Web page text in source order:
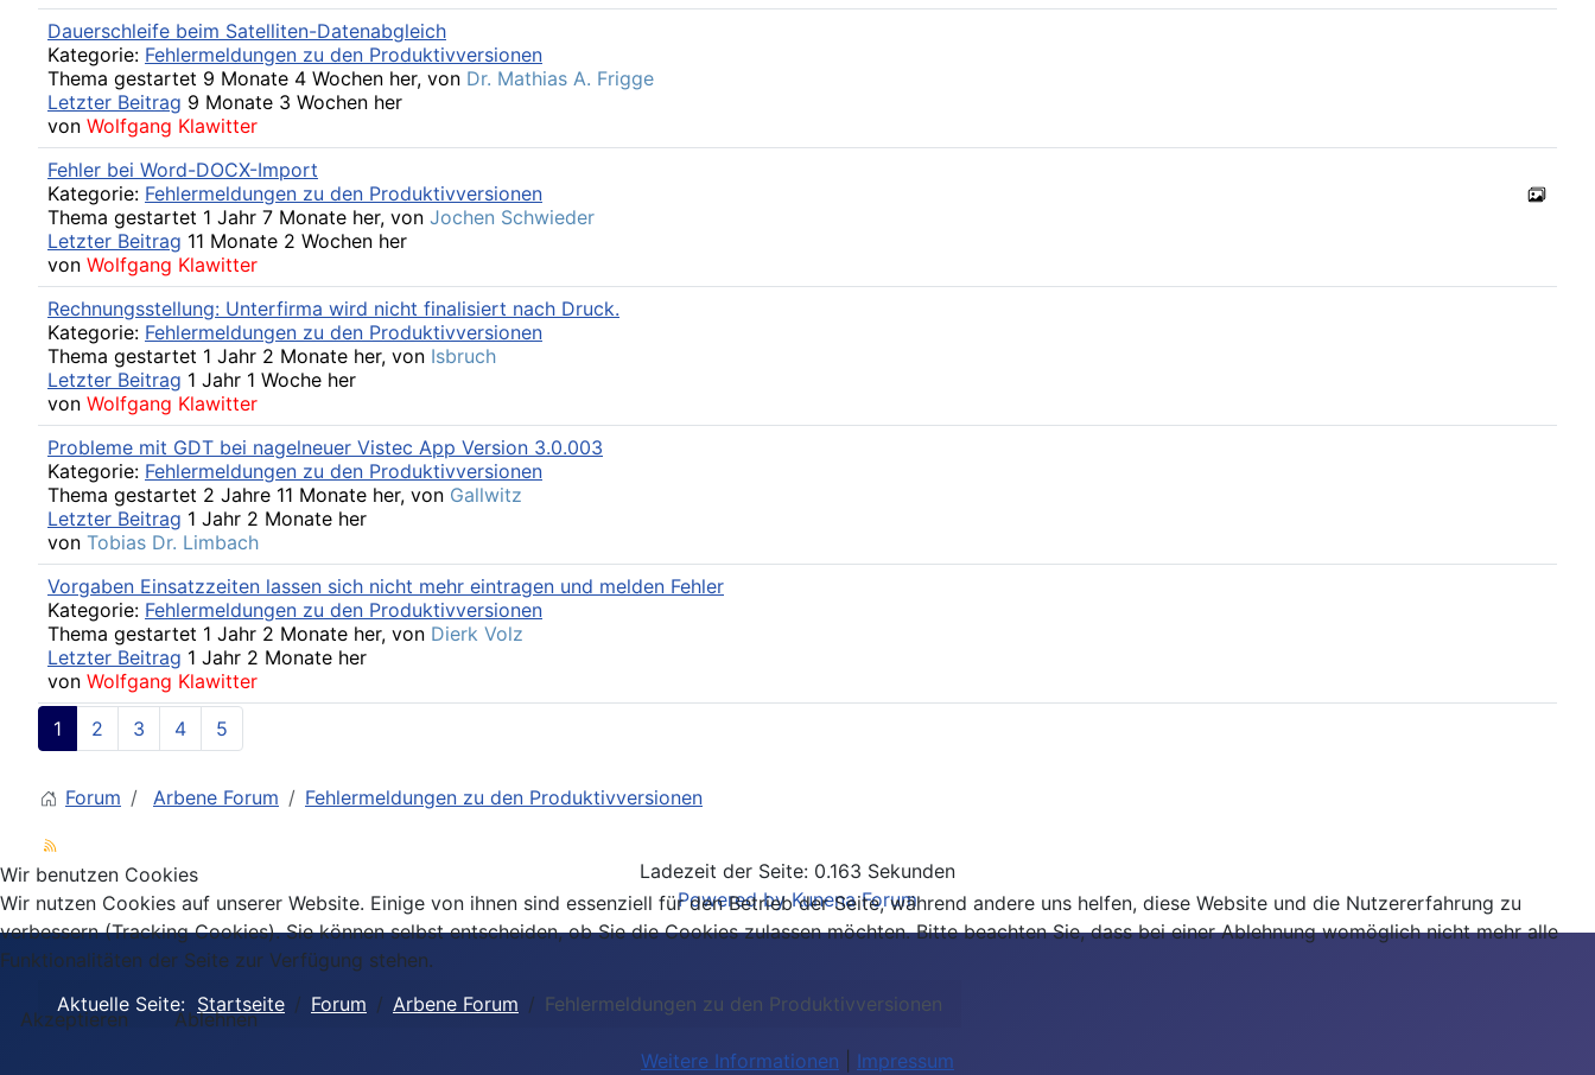
Dauerschleife beim Satelliten-Datenabgleich
Kategorie: Fehlermeldungen zu den Produktivversionen
Thema gestartet 9 Monate 4 Wochen her, von Dr. Mathias A. Frigge
Letzter Beitrag 9 Monate 3 Wochen her
von Wolfgang Klawitter
Fehler bei Word-DOCX-Import
Kategorie: Fehlermeldungen zu den Produktivversionen
Thema gestartet 1 Jahr 7 Monate her, von Jochen Schwieder
Letzter Beitrag 11 Monate 2 Wochen her
von Wolfgang Klawitter
Rechnungsstellung: Unterfirma wird nicht finalisiert nach Druck.
Kategorie: Fehlermeldungen zu den Produktivversionen
Thema gestartet 1 Jahr 2 Monate her, von Isbruch
Letzter Beitrag 1 Jahr 1 Woche her
von Wolfgang Klawitter
Probleme mit GDT bei nagelneuer Vistec App Version 3.0.003
Kategorie: Fehlermeldungen zu den Produktivversionen
Thema gestartet 2 Jahre 11 Monate her, von Gallwitz
Letzter Beitrag 1 Jahr 2 Monate her
von Tobias Dr. Limbach
Vorgaben Einsatzzeiten lassen sich nicht mehr eintragen und melden Fehler
Kategorie: Fehlermeldungen zu den Produktivversionen
Thema gestartet 1 Jahr 2 Monate her, von Dierk Volz
Letzter Beitrag 1 Jahr 2 Monate her
von Wolfgang Klawitter
1
2 3 4 5
Forum Arbene Forum Fehlermeldungen zu den Produktivversionen
Ladezeit der Seite: 0.163 Sekunden
Powered by Kunena Forum
Aktuelle Seite: Startseite Forum Arbene Forum Fehlermeldungen zu den Produktivversionen
Wir benutzen Cookies
Wir nutzen Cookies auf unserer Website. Einige von ihnen sind essenziell für den Betrieb der Seite, während andere uns helfen, diese Website und die Nutzererfahrung zu
verbessern (Tracking Cookies). Sie können selbst entscheiden, ob Sie die Cookies zulassen möchten. Bitte beachten Sie, dass bei einer Ablehnung womöglich nicht mehr alle
Funktionalitäten der Seite zur Verfügung stehen.
Akzeptieren
Ablehnen
Weitere Informationen
Impressum